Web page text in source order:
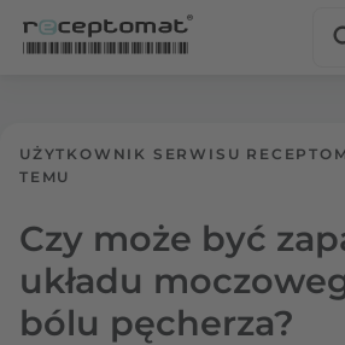
UŻYTKOWNIK SERWISU
TEMU
Czy może być
układu
bólu pęcherza?